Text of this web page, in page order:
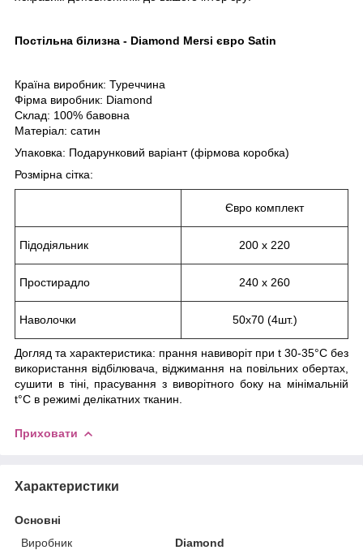
Постільна білизна - Diamond Mersi євро Satin
Країна виробник: Туреччина
Фірма виробник: Diamond
Склад: 100% бавовна
Матеріал: сатин
Упаковка: Подарунковий варіант (фірмова коробка)
Розмірна сітка:
Євро комплект
Підодіяльник 200 х 220
Простирадло 240 х 260
Наволочки 50х70 (4шт.)
Догляд та характеристика: прання навиворіт при t 30-35°С без
використання відбілювача, віджимання на повільних обертах,
сушити в тіні, прасування з виворітного боку на мінімальній
t°С в режимі делікатних тканин.
Приховати
Характеристики
Основні
Виробник
Diamond